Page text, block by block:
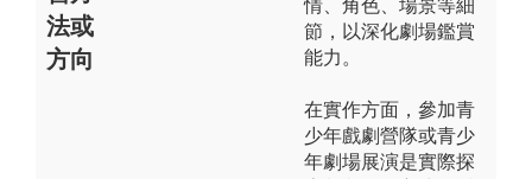
法或
方向
情、角色、場景等細
節，以深化劇場鑑賞
能力。
在實作方面，參加青
少年戲劇營隊或青少
年劇場展演是實際探